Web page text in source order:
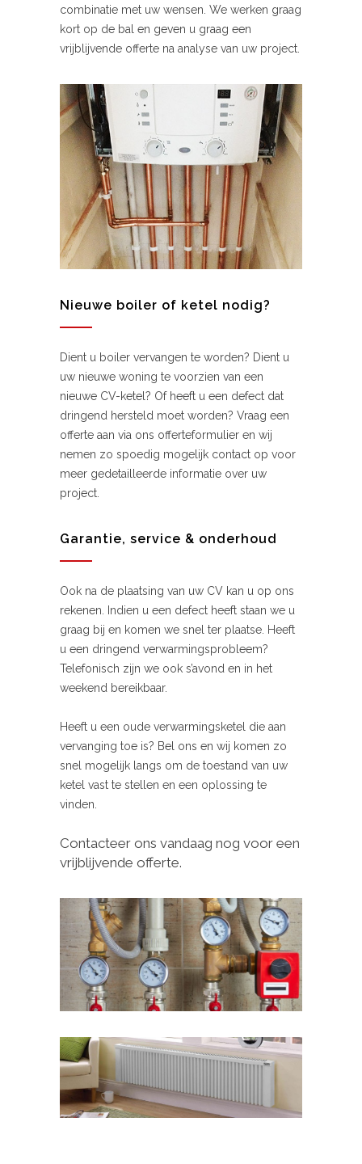
combinatie met uw wensen. We werken graag
kort op de bal en geven u graag een
vrijblijvende offerte na analyse van uw project.
Nieuwe boiler of ketel nodig?
Dient u boiler vervangen te worden? Dient u
uw nieuwe woning te voorzien van een
nieuwe CV-ketel? Of heeft u een defect dat
dringend hersteld moet worden? Vraag een
offerte aan via ons offerteformulier en wij
nemen zo spoedig mogelijk contact op voor
meer gedetailleerde informatie over uw
project.
Garantie, service & onderhoud
Ook na de plaatsing van uw CV kan u op ons
rekenen. Indien u een defect heeft staan we u
graag bij en komen we snel ter plaatse. Heeft
u een dringend verwarmingsprobleem?
Telefonisch zijn we ook s’avond en in het
weekend bereikbaar.
Heeft u een oude verwarmingsketel die aan
vervanging toe is? Bel ons en wij komen zo
snel mogelijk langs om de toestand van uw
ketel vast te stellen en een oplossing te
vinden.
Contacteer ons vandaag nog voor een
vrijblijvende offerte.